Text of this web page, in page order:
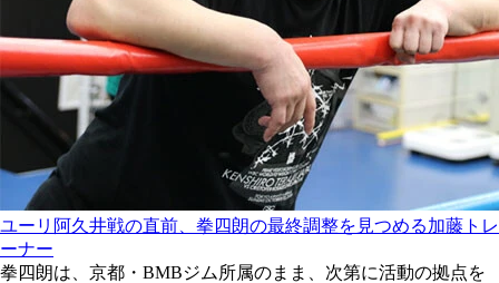
ユーリ阿久井戦の直前、拳四朗の最終調整を見つめる加藤トレ
ーナー
拳四朗は、京都・BMBジム所属のまま、次第に活動の拠点を